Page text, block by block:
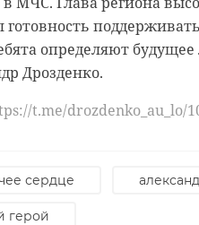
готовность
определяют
Дрозденко.
t.me/drozdenko_au_lo/
сердце
герой